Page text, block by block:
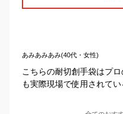
あみあみあみ(40代・女性)
こちらの耐切創手袋はプ
も実際現場で使用されて